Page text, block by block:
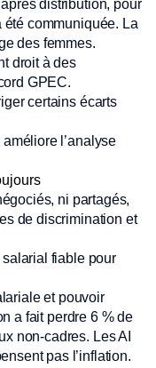
distribution, pour
été communiquée. La
des femmes.
droit à des
GPEC.
certains écarts
améliore l’analyse
ni partagés,
de discrimination et
salarial fiable pour
et pouvoir
a fait perdre 6 % de
non-cadres. Les AI
pas l’inflation.